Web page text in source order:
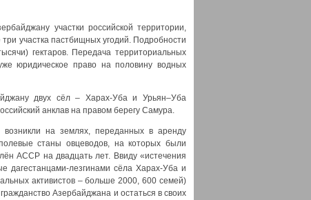
участки российской территории,
участка пастбищных угодий. Подробности
гектаров. Передача территориальных
юридическое право на половину водных
двух сёл – Харах-Уба и Урьян–Уба
анклав на правом берегу Самура.
возникли на землях, переданных в аренду
станы овцеводов, на которых были
АССР на двадцать лет. Ввиду «истечения
дагестанцами-лезгинами сёла Харах-Уба и
активистов – больше 2000, 600 семей)
Азербайджана и остаться в своих